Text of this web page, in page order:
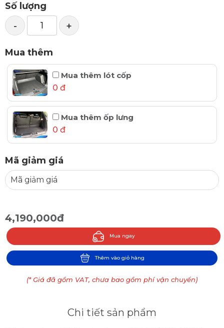
Số lượng
- +
Mua thêm
Mua thêm lót cốp
0 đ
Mua thêm ốp lưng
0 đ
Mã giảm giá
4,190,000đ
Mua ngay
Thêm vào giỏ hàng
(* Giá đã gồm VAT, chưa bao gồm phí vận chuyển)
Chi tiết sản phẩm